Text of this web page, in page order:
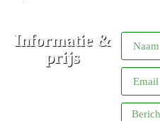
Informatie &
prijs